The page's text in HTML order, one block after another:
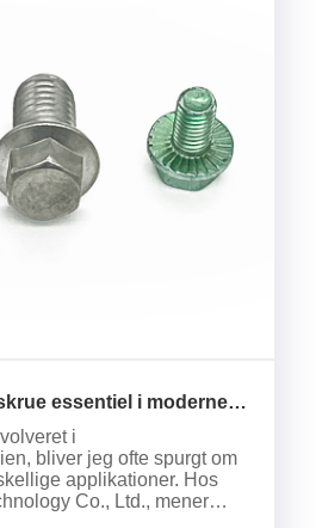
essentiel i moderne
i
bliver jeg ofte spurgt om
applikationer. Hos
Co., Ltd., mener